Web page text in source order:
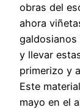
obras del
ahora
galdosianos
y llevar
primerizo y
Este
mayo en el